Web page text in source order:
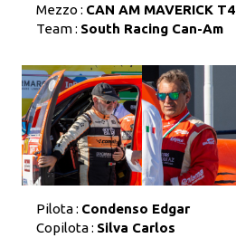
Mezzo : CAN AM MAVERICK T4
Team : South Racing Can-Am
Pilota : Condenso Edgar
Copilota : Silva Carlos